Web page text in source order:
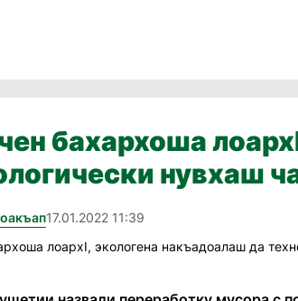
бахархоша
нувхаш
17.01.2022 11:39